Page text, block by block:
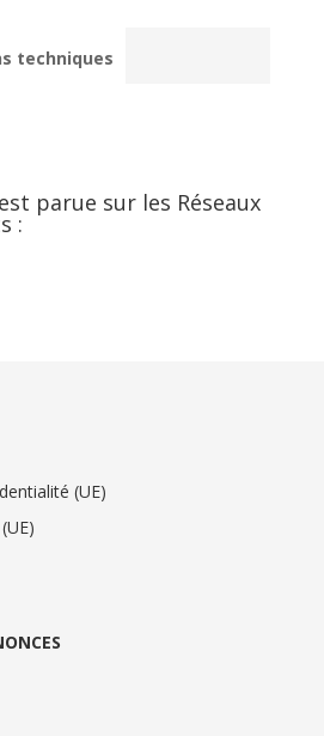
techniques
parue sur les Réseaux
:
(UE)